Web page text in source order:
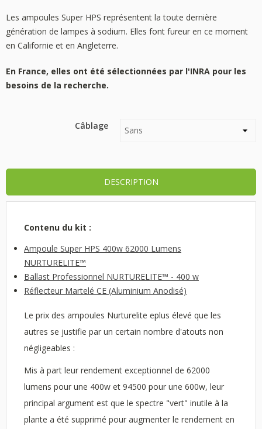
Les ampoules Super HPS représentent la toute dernière
génération de lampes à sodium. Elles font fureur en ce moment
en Californie et en Angleterre.
En France, elles ont été sélectionnées par l'INRA pour les
besoins de la recherche.
Câblage
DESCRIPTION
Contenu du kit :
Ampoule Super HPS 400w 62000 Lumens
NURTURELITE™
Ballast Professionnel NURTURELITE™ - 400 w
Réflecteur Martelé CE (Aluminium Anodisé)
Le prix des ampoules Nurturelite eplus élevé que les
autres se justifie par un certain nombre d'atouts non
négligeables :
Mis à part leur rendement exceptionnel de 62000
lumens pour une 400w et 94500 pour une 600w, leur
principal argument est que le spectre "vert" inutile à la
plante a été supprimé pour augmenter le rendement en